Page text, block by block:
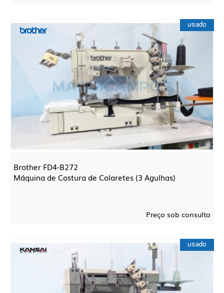
usado
Brother FD4-B272
Máquina de Costura de Colaretes (3 Agulhas)
Preço sob consulta
usado